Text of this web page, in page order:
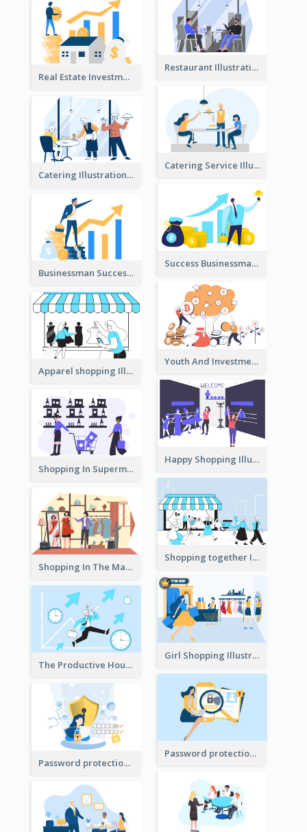
Restaurant Illustration
Real Estate Investment Illustration
Catering Service Illustration
Catering Illustration
Success Businessman Illustration
Businessman Success Illustration
Youth And Investment Illustration
Apparel shopping Illustration
Happy Shopping Illustration
Shopping In Supermarket Illustration
Shopping together Illustration
Shopping In The Mall Illustration
Girl Shopping Illustration
The Productive Hours
Password protection Illustration 2
Password protection Illustration